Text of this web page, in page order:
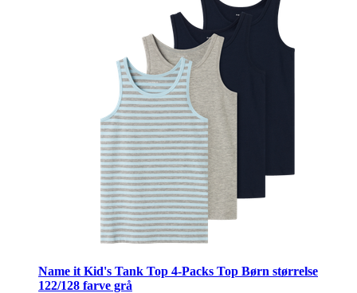
Name it Kid's Tank Top 4-Packs Top Børn størrelse
122/128 farve grå